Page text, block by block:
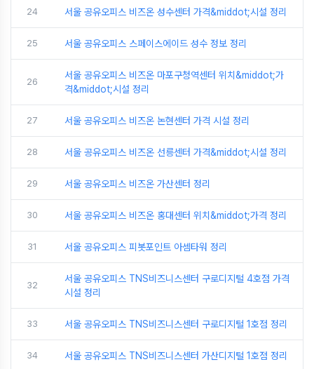
24 서울 공유오피스 비즈온 성수센터 가격&middot;시설 정리
25 서울 공유오피스 스페이스에이드 성수 정보 정리
26
서울 공유오피스 비즈온 마포구청역센터 위치&middot;가
격&middot;시설 정리
27 서울 공유오피스 비즈온 논현센터 가격 시설 정리
28 서울 공유오피스 비즈온 선릉센터 가격&middot;시설 정리
29 서울 공유오피스 비즈온 가산센터 정리
30 서울 공유오피스 비즈온 홍대센터 위치&middot;가격 정리
31 서울 공유오피스 피봇포인트 아셈타워 정리
32
서울 공유오피스 TNS비즈니스센터 구로디지털 4호점 가격
시설 정리
33 서울 공유오피스 TNS비즈니스센터 구로디지털 1호점 정리
34 서울 공유오피스 TNS비즈니스센터 가산디지털 1호점 정리